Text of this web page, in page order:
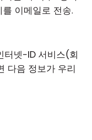
이메일로 전송.
터넷-ID 서비스(회
다음 정보가 우리